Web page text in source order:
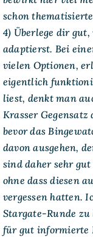
schon
4) Überlege dir
adaptierst. Bei
vielen Optionen,
eigentlich
liest, denkt man
Krasser Gegensatz
bevor das
davon ausgehen,
sind daher sehr
ohne dass diesen
vergessen hatten.
Stargate-Runde
für gut informierte